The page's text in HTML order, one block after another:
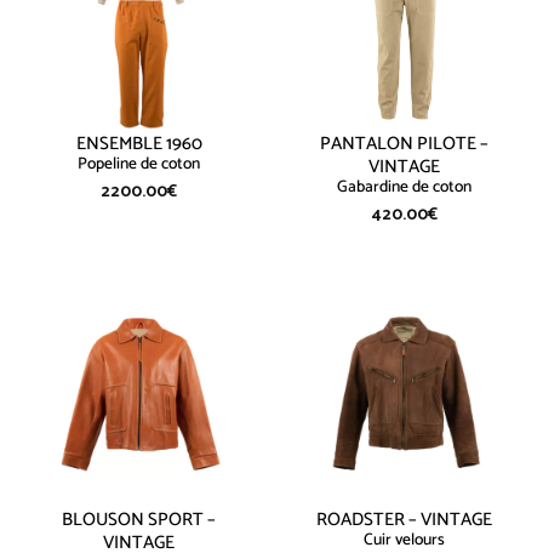
ENSEMBLE 1960
Popeline de coton
2200.00€
PANTALON PILOTE –
VINTAGE
Gabardine de coton
420.00€
BLOUSON SPORT –
VINTAGE
ROADSTER – VINTAGE
Cuir velours